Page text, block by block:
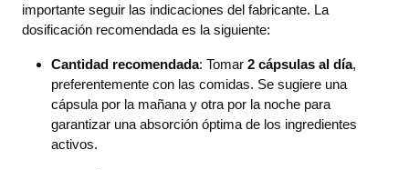
importante seguir las indicaciones del fabricante. La
dosificación recomendada es la siguiente:
Cantidad recomendada: Tomar 2 cápsulas al día,
preferentemente con las comidas. Se sugiere una
cápsula por la mañana y otra por la noche para
garantizar una absorción óptima de los ingredientes
activos.